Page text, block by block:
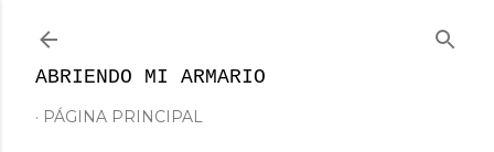
ABRIENDO MI ARMARIO
PÁGINA PRINCIPAL